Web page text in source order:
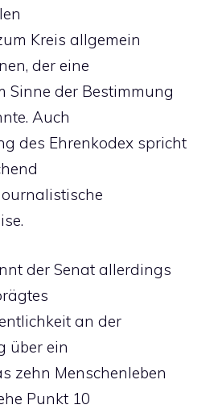
Kreis allgemein
der eine
Sinne der Bestimmung
Auch
des Ehrenkodex spricht
der Senat allerdings
an der
über ein
zehn Menschenleben
Punkt 10